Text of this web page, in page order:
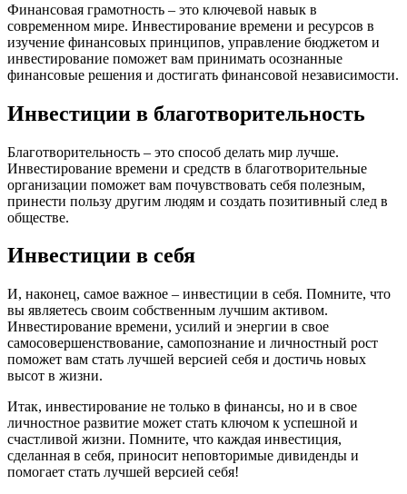
Финансовая грамотность – это ключевой навык в
современном мире. Инвестирование времени и ресурсов в
изучение финансовых принципов, управление бюджетом и
инвестирование поможет вам принимать осознанные
финансовые решения и достигать финансовой независимости.
Инвестиции в благотворительность
Благотворительность – это способ делать мир лучше.
Инвестирование времени и средств в благотворительные
организации поможет вам почувствовать себя полезным,
принести пользу другим людям и создать позитивный след в
обществе.
Инвестиции в себя
И, наконец, самое важное – инвестиции в себя. Помните, что
вы являетесь своим собственным лучшим активом.
Инвестирование времени, усилий и энергии в свое
самосовершенствование, самопознание и личностный рост
поможет вам стать лучшей версией себя и достичь новых
высот в жизни.
Итак, инвестирование не только в финансы, но и в свое
личностное развитие может стать ключом к успешной и
счастливой жизни. Помните, что каждая инвестиция,
сделанная в себя, приносит неповторимые дивиденды и
помогает стать лучшей версией себя!